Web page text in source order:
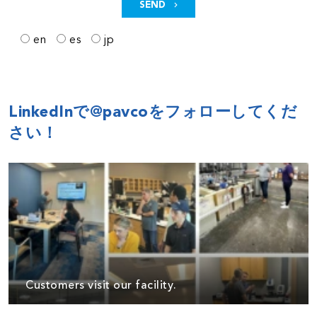
SEND
en es jp
LinkedInで@pavcoをフォローしてくだ
さい！
Customers visit our facility.